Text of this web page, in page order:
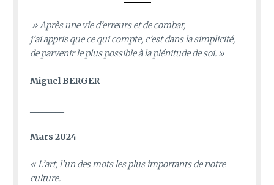
» Après une vie d’erreurs et de combat,
j’ai appris que ce qui compte, c’est dans la simplicité,
de parvenir le plus possible à la plénitude de soi. »
Miguel BERGER
Mars 2024
«L’art, l’un des mots les plus importants de notre
culture.